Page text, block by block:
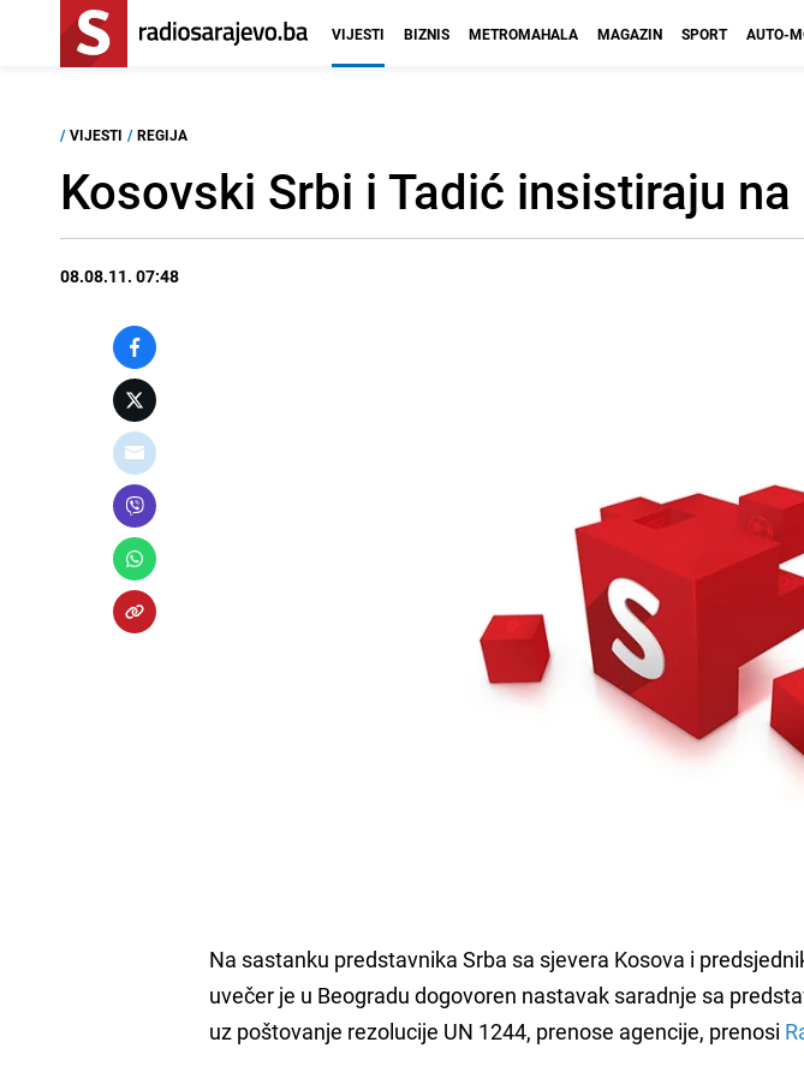
VIJESTI BIZNIS METROMAHALA MAGAZIN SPORT AUTO-
/ VIJESTI / REGIJA
Kosovski Srbi i Tadić insistiraju
08.08.11. 07:48
Na sastanku predstavnika Srba sa sjevera Kosova i
uvečer je u Beogradu dogovoren nastavak saradnje sa
uz poštovanje rezolucije UN 1244, prenose agencije, prenosi